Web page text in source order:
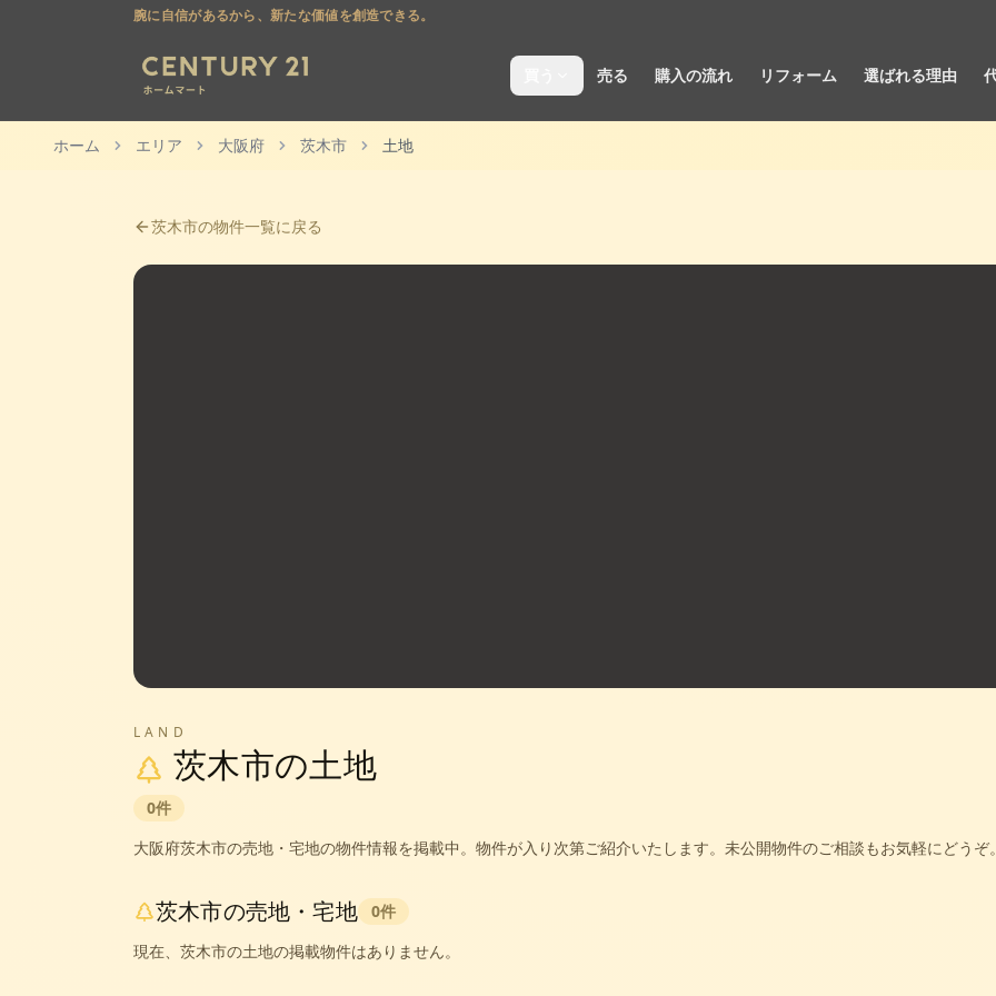
腕に自信があるから、新たな価値を創造できる。
売る 購入の流れ リフォーム 選ばれる理由
ホーム エリア 大阪府 茨木市 土地
茨木市の物件一覧に戻る
LAND
茨木市の土地
0件
大阪府茨木市の売地・宅地の物件情報を掲載中。 物件が入り次第ご紹介いたします。未公開物件のご相談もお気軽にどうぞ
茨木市の売地・宅地 0件
現在、 茨木市の土地の掲載物件はありません。